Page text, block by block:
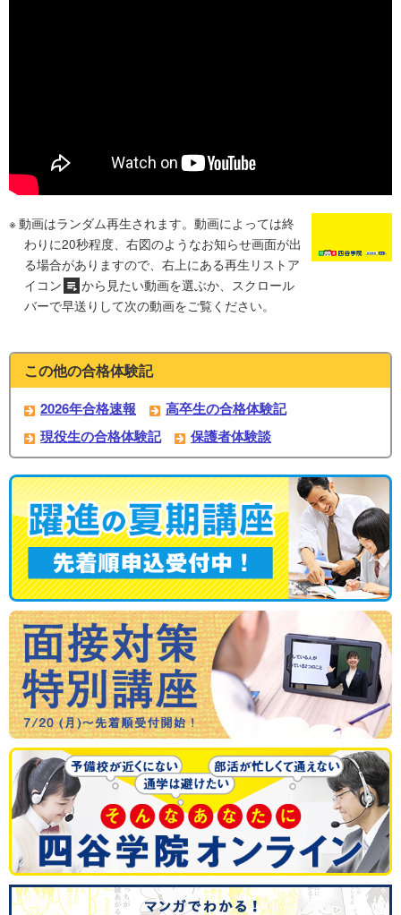
動画はランダム再生されます。動画によっては終
わりに20秒程度、右図のようなお知らせ画面が出
る場合がありますので、右上にある再生リストア
イコン
から見たい動画を選ぶか、スクロール
バーで早送りして次の動画をご覧ください。
この他の合格体験記
2026年合格速報
高卒生の合格体験記
現役生の合格体験記
保護者体験談